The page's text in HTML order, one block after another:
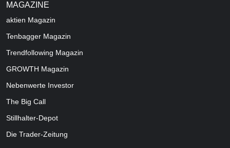
MAGAZINE
aktien Magazin
Tenbagger Magazin
Trendfollowing Magazin
GROWTH Magazin
Nebenwerte Investor
The Big Call
Stillhalter-Depot
Die Trader-Zeitung